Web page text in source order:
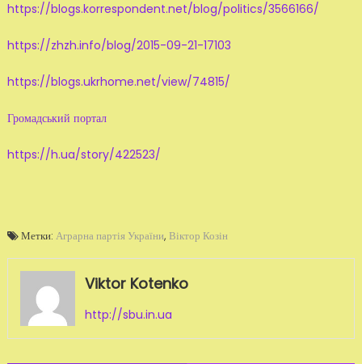
https://blogs.korrespondent.net/blog/politics/3566166/
https://zhzh.info/blog/2015-09-21-17103
https://blogs.ukrhome.net/view/74815/
Громадський портал
https://h.ua/story/422523/
Метки: Аграрна партія України, Віктор Козін
Viktor Kotenko
http://sbu.in.ua